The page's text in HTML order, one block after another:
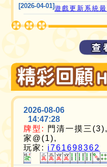
[2026-04-01]遊戲更新系統
2026-08-06
14:47:28
牌型:
門清一摸三
家@(1),
玩家: i761698362